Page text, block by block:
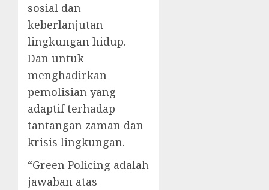
sosial dan
keberlanjutan
lingkungan hidup.
Dan untuk
menghadirkan
pemolisian yang
adaptif terhadap
tantangan zaman dan
krisis lingkungan.
“Green Policing adalah
jawaban atas